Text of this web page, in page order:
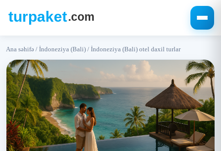
Ana səhifə / İndoneziya (Bali) / İndoneziya (Bali) otel daxil turlar